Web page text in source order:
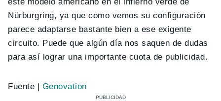
Nürburgring, ya que como vemos su configuración
parece adaptarse bastante bien a ese exigente
circuito. Puede que algún día nos saquen de dudas
para así lograr una importante cuota de publicidad.
Fuente | Genovation